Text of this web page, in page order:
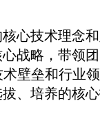
心技术理念
战略，带领
壁垒和行业
、培养的核